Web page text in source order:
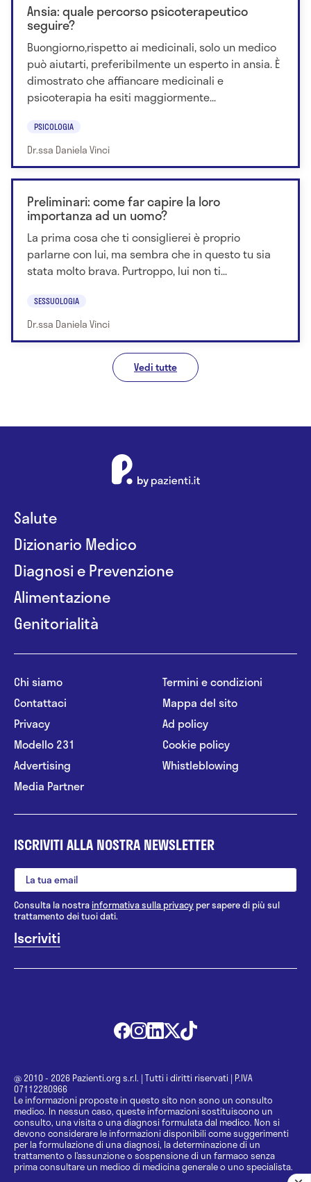
Ansia: quale percorso psicoterapeutico
seguire?
Buongiorno,rispetto ai medicinali, solo un medico
può aiutarti, preferibilmente un esperto in ansia. È
dimostrato che affiancare medicinali e
psicoterapia ha esiti maggiormente...
PSICOLOGIA
Dr.ssa Daniela Vinci
Preliminari: come far capire la loro
importanza ad un uomo?
La prima cosa che ti consiglierei è proprio
parlarne con lui, ma sembra che in questo tu sia
stata molto brava. Purtroppo, lui non ti...
SESSUOLOGIA
Dr.ssa Daniela Vinci
Vedi tutte
Salute
Dizionario Medico
Diagnosi e Prevenzione
Alimentazione
Genitorialità
Chi siamo
Contattaci
Privacy
Modello 231
Advertising
Media Partner
Termini e condizioni
Mappa del sito
Ad policy
Cookie policy
Whistleblowing
ISCRIVITI ALLA NOSTRA NEWSLETTER
Consulta la nostrainformativa sulla privacy per sapere di più sul
trattamento dei tuoi dati.
@ 2010 - 2026 Pazienti.org s.r.l. | Tutti i diritti riservati | P.IVA
07112280966
Le informazioni proposte in questo sito non sono un consulto
medico. In nessun caso, queste informazioni sostituiscono un
consulto, una visita o una diagnosi formulata dal medico. Non si
devono considerare le informazioni disponibili come suggerimenti
per la formulazione di una diagnosi, la determinazione di un
trattamento o l’assunzione o sospensione di un farmaco senza
prima consultare un medico di medicina generale o uno specialista.